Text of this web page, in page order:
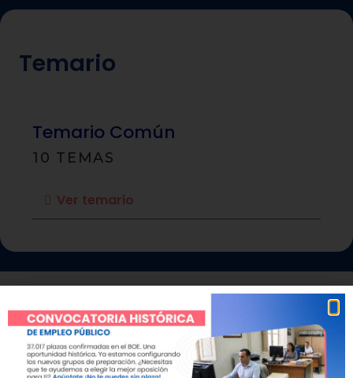
Temario
Temario Común
10 TEMAS
Ver temario